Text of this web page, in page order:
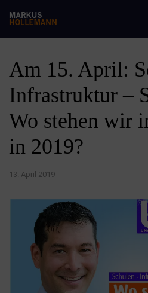
Am 15. April:
Infrastruktur –
Wo stehen wir
in 2019?
13. April 2019